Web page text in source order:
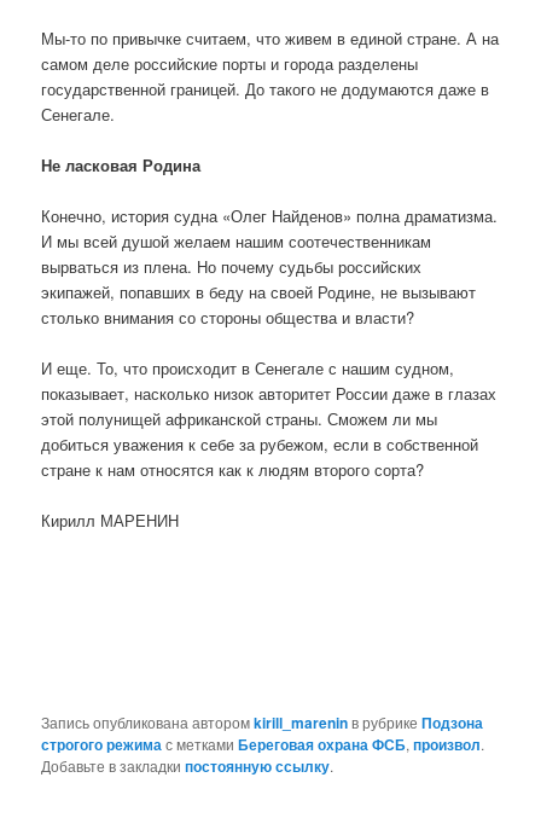
Мы-то по привычке считаем, что живем в единой стране. А на
самом деле российские порты и города разделены
государственной границей. До такого не додумаются даже в
Сенегале.
Не ласковая Родина
Конечно, история судна «Олег Найденов» полна драматизма.
И мы всей душой желаем нашим соотечественникам
вырваться из плена. Но почему судьбы российских
экипажей, попавших в беду на своей Родине, не вызывают
столько внимания со стороны общества и власти?
И еще. То, что происходит в Сенегале с нашим судном,
показывает, насколько низок авторитет России даже в глазах
этой полунищей африканской страны. Сможем ли мы
добиться уважения к себе за рубежом, если в собственной
стране к нам относятся как к людям второго сорта?
Кирилл МАРЕНИН
Запись опубликована авторомkirill_mareninв рубрикеПодзона
строгого режимас меткамиБереговая охрана ФСБ,произвол.
Добавьте в закладкипостоянную ссылку.